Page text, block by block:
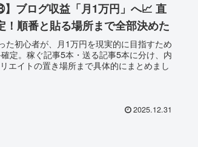
】ブログ収益「月1万円」へ📈 直
！順番と貼る場所まで全部決めた
た初心者が、月1万円を現実的に目指すため
定。稼ぐ記事5本・送る記事5本に分け、内
エイトの置き場所まで具体的にまとめまし
2025.12.31